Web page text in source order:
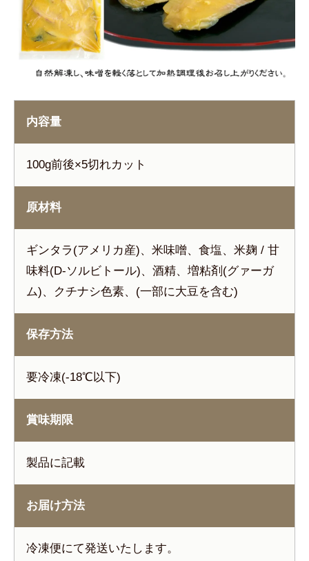
内容量
100g前後×5切れカット
原材料
ギンタラ(アメリカ産)、米味噌、食塩、米麹 / 甘
味料(D-ソルビトール)、酒精、増粘剤(グァーガ
ム)、クチナシ色素、(一部に大豆を含む)
保存方法
要冷凍(-18℃以下)
賞味期限
製品に記載
お届け方法
冷凍便にて発送いたします。